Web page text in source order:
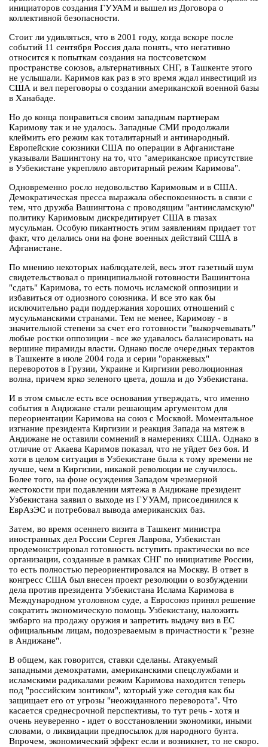
инициаторов создания ГУУАМ и вышел из Договора о
коллективной безопасности.
Стоит ли удивляться, что в 2001 году, когда вскоре после
событий 11 сентября Россия дала понять, что негативно
относится к попыткам создания на постсоветском
пространстве союзов, альтернативных СНГ, в Ташкенте этого
не услышали. Каримов как раз в это время ждал инвестиций из
США и вел переговоры о создании американской военной базы
в Ханабаде.
Но до конца понравиться своим западным партнерам
Каримову так и не удалось. Западные СМИ продолжали
клеймить его режим как тоталитарный и антинародный.
Европейские союзники США по операции в Афганистане
указывали Вашингтону на то, что "американское присутствие
в Узбекистане укрепляло авторитарный режим Каримова".
Одновременно росло недовольство Каримовым и в США.
Демократическая пресса выражала обеспокоенность в связи с
тем, что дружба Вашингтона с проводящим "антиисламскую"
политику Каримовым дискредитирует США в глазах
мусульман. Особую пикантность этим заявлениям придает тот
факт, что делались они на фоне военных действий США в
Афганистане.
По мнению некоторых наблюдателей, весь этот газетный шум
свидетельствовал о принципиальной готовности Вашингтона
"сдать" Каримова, то есть помочь исламской оппозиции и
избавиться от одиозного союзника. И все это как бы
исключительно ради поддержания хороших отношений с
мусульманскими странами. Тем не менее, Каримову - в
значительной степени за счет его готовности "выкорчевывать"
любые ростки оппозиции - все же удавалось балансировать на
вершине пирамиды власти. Однако после очередных терактов
в Ташкенте в июле 2004 года и серии "оранжевых"
переворотов в Грузии, Украине и Киргизии революционная
волна, причем ярко зеленого цвета, дошла и до Узбекистана.
И в этом смысле есть все основания утверждать, что именно
события в Андижане стали решающим аргументом для
переориентации Каримова на союз с Москвой. Моментальное
изгнание президента Киргизии и реакция Запада на мятеж в
Андижане не оставили сомнений в намерениях США. Однако в
отличие от Акаева Каримов показал, что не уйдет без боя. И
хотя в целом ситуация в Узбекистане была к тому времени не
лучше, чем в Киргизии, никакой революции не случилось.
Более того, на фоне осуждения Западом чрезмерной
жестокости при подавлении мятежа в Андижане президент
Узбекистана заявил о выходе из ГУУАМ, присоединился к
ЕврАзЭС и потребовал вывода американских баз.
Затем, во время осеннего визита в Ташкент министра
иностранных дел России Сергея Лаврова, Узбекистан
продемонстрировал готовность вступить практически во все
организации, созданные в рамках СНГ по инициативе России,
то есть полностью переориентировался на Москву. В ответ в
конгресс США был внесен проект резолюции о возбуждении
дела против президента Узбекистана Ислама Каримова в
Международном уголовном суде, а Евросоюз принял решение
сократить экономическую помощь Узбекистану, наложить
эмбарго на продажу оружия и запретить выдачу виз в ЕС
официальным лицам, подозреваемым в причастности к "резне
в Андижане".
В общем, как говорится, ставки сделаны. Атакуемый
западными демократами, американскими спецслужбами и
исламскими радикалами режим Каримова находится теперь
под "российским зонтиком", который уже сегодня как бы
защищает его от угрозы "неожиданного переворота". Что
касается среднесрочной перспективы, то тут речь - хотя и
очень неуверенно - идет о восстановлении экономики, иными
словами, о ликвидации предпосылок для народного бунта.
Впрочем, экономический эффект если и возникнет, то не скоро.